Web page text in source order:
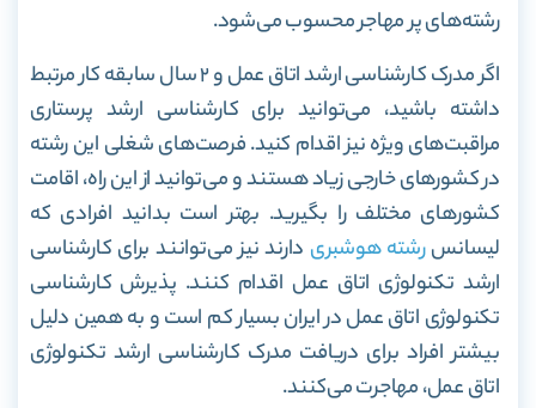
رشته‌های پر مهاجر محسوب می‌شود.
اگر مدرک کارشناسی ارشد اتاق عمل و ۲ سال سابقه کار مرتبط
داشته باشید، می‌توانید برای کارشناسی ارشد پرستاری
مراقبت‌های ویژه نیز اقدام کنید. فرصت‌های شغلی این رشته
در کشور‌های خارجی زیاد هستند و می‌توانید از این راه، اقامت
کشورهای مختلف را بگیرید. بهتر است بدانید افرادی که
لیسانسرشته هوشبری دارند نیز می‌توانند برای کارشناسی
ارشد تکنولوژی اتاق عمل اقدام کنند. پذیرش کارشناسی
تکنولوژی اتاق عمل در ایران بسیار کم است و به همین دلیل
بیشتر افراد برای دریافت مدرک کارشناسی ارشد تکنولوژی
اتاق عمل، مهاجرت می‌کنند.